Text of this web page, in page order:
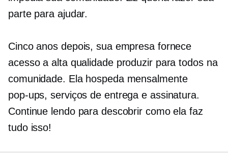
parte para ajudar.
Cinco anos depois, sua empresa fornece
acesso aalta qualidadeproduzir para todos na
comunidade. Ela hospeda mensalmente
pop-ups, serviços de entrega e assinatura.
Continue lendo para descobrir como ela faz
tudo isso!